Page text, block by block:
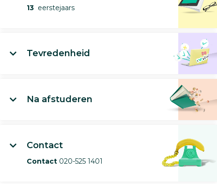
13 eerstejaars
Tevredenheid
Na afstuderen
Contact
Contact 020-525 1401